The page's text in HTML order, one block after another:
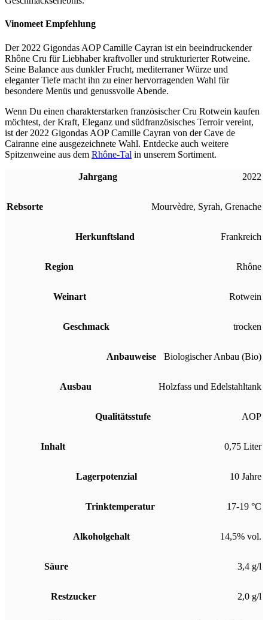
Vinomeet Empfehlung
Der 2022 Gigondas AOP Camille Cayran ist ein beeindruckender
Rhône Cru für Liebhaber kraftvoller und strukturierter Rotweine.
Seine Balance aus dunkler Frucht, mediterraner Würze und
eleganter Tiefe macht ihn zu einer hervorragenden Wahl für
besondere Menüs und genussvolle Abende.
Wenn Du einen charakterstarken französischer Cru Rotwein kaufen
möchtest, der Kraft, Eleganz und südfranzösisches Terroir vereint,
ist der 2022 Gigondas AOP Camille Cayran von der Cave de
Cairanne eine ausgezeichnete Wahl. Entdecke auch weitere
Spitzenweine aus dem Rhône-Tal in unserem Sortiment.
Jahrgang 2022
Rebsorte Mourvèdre, Syrah, Grenache
Herkunftsland Frankreich
Region Rhône
Weinart Rotwein
Geschmack trocken
Anbauweise Biologischer Anbau (Bio)
Ausbau Holzfass und Edelstahltank
Qualitätsstufe AOP
Inhalt 0,75 Liter
Lagerpotenzial 10 Jahre
Trinktemperatur 17-19 °C
Alkoholgehalt 14,5% vol.
Säure 3,4 g/l
Restzucker 2,0 g/l